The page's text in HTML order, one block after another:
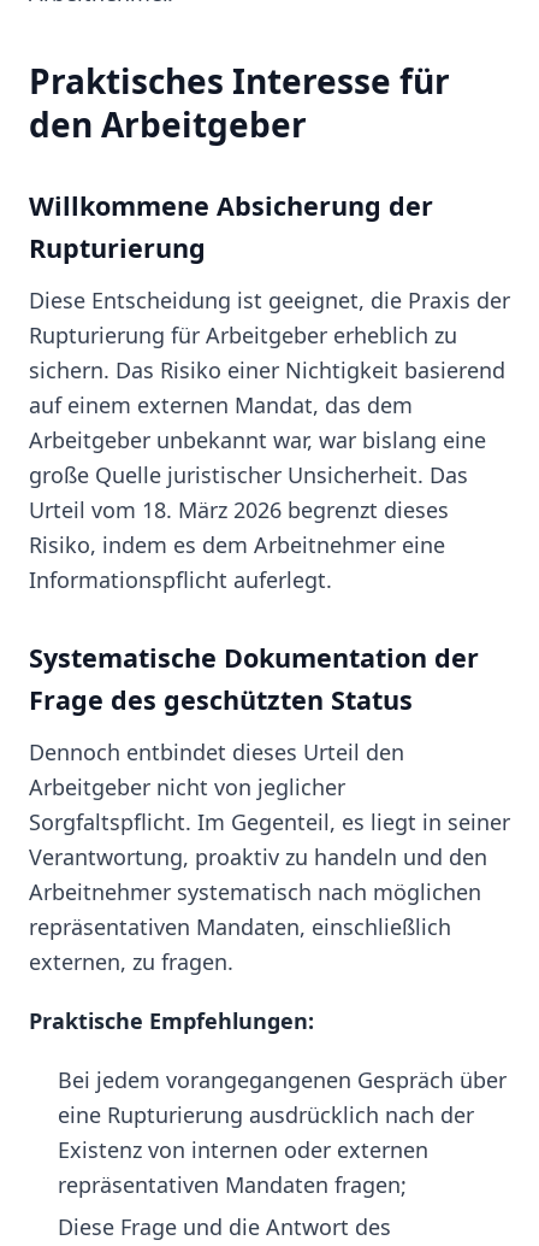
Praktisches Interesse für
den Arbeitgeber
Willkommene Absicherung der
Rupturierung
Diese Entscheidung ist geeignet, die Praxis der
Rupturierung für Arbeitgeber erheblich zu
sichern. Das Risiko einer Nichtigkeit basierend
auf einem externen Mandat, das dem
Arbeitgeber unbekannt war, war bislang eine
große Quelle juristischer Unsicherheit. Das
Urteil vom 18. März 2026 begrenzt dieses
Risiko, indem es dem Arbeitnehmer eine
Informationspflicht auferlegt.
Systematische Dokumentation der
Frage des geschützten Status
Dennoch entbindet dieses Urteil den
Arbeitgeber nicht von jeglicher
Sorgfaltspflicht. Im Gegenteil, es liegt in seiner
Verantwortung, proaktiv zu handeln und den
Arbeitnehmer systematisch nach möglichen
repräsentativen Mandaten, einschließlich
externen, zu fragen.
Praktische Empfehlungen:
Bei jedem vorangegangenen Gespräch über
eine Rupturierung ausdrücklich nach der
Existenz von internen oder externen
repräsentativen Mandaten fragen;
Diese Frage und die Antwort des